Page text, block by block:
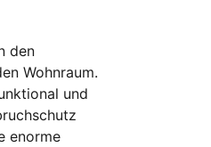
den
Wohnraum.
und
enorme